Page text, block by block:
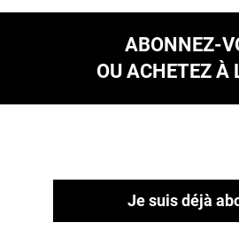
ABONNEZ-
OU ACHETEZ À
Je suis déjà